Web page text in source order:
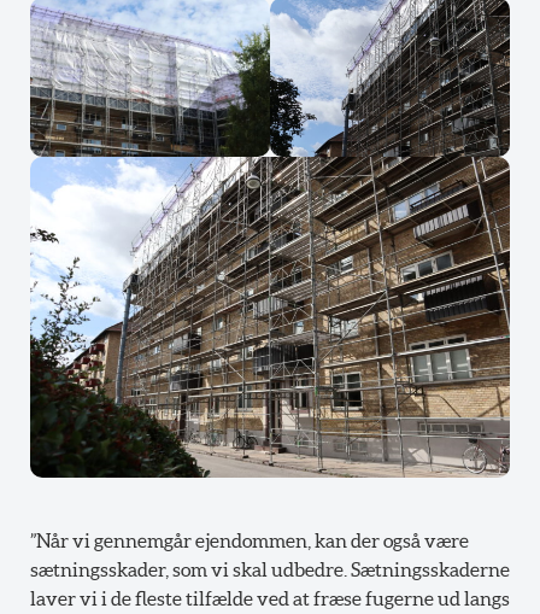
”Når vi gennemgår ejendommen, kan der også være
sætningsskader, som vi skal udbedre. Sætningsskaderne
laver vi i de fleste tilfælde ved at fræse fugerne ud langs